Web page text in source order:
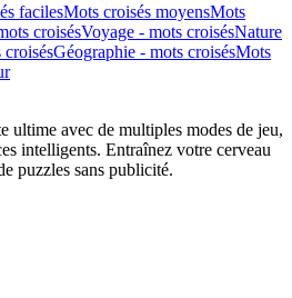
facilesMots croisés moyensMots
croisésVoyage - mots croisésNature
croisésGéographie - mots croisésMots
ultime avec de multiples modes de jeu,
intelligents. Entraînez votre cerveau
puzzles sans publicité.